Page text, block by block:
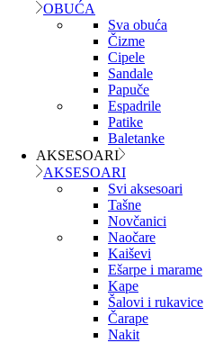
OBUĆA
Sva obuća
Čizme
Cipele
Sandale
Papuče
Espadrile
Patike
Baletanke
AKSESOARI
AKSESOARI
Svi aksesoari
Tašne
Novčanici
Naočare
Kaiševi
Ešarpe i marame
Kape
Šalovi i rukavice
Čarape
Nakit